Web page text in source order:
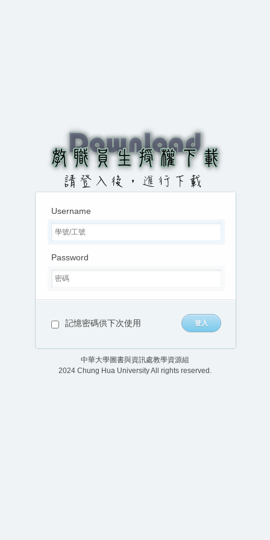
Username
Password
記憶密碼供下次使用
中華大學圖書與資訊處教學資源組
2024 Chung Hua University All rights reserved.